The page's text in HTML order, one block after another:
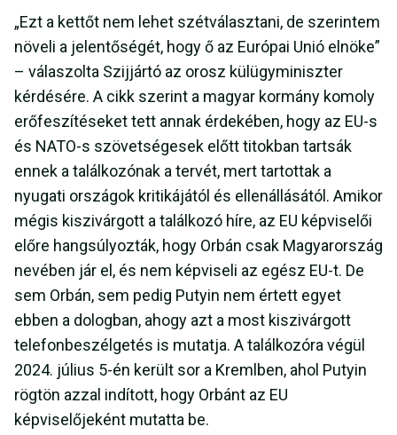
„Ezt a kettőt nem lehet szétválasztani, de szerintem
növeli a jelentőségét, hogy ő az Európai Unió elnöke”
– válaszolta Szijjártó az orosz külügyminiszter
kérdésére. A cikk szerint a magyar kormány komoly
erőfeszítéseket tett annak érdekében, hogy az EU-s
és NATO-s szövetségesek előtt titokban tartsák
ennek a találkozónak a tervét, mert tartottak a
nyugati országok kritikájától és ellenállásától. Amikor
mégis kiszivárgott a találkozó híre, az EU képviselői
előre hangsúlyozták, hogy Orbán csak Magyarország
nevében jár el, és nem képviseli az egész EU-t. De
sem Orbán, sem pedig Putyin nem értett egyet
ebben a dologban, ahogy azt a most kiszivárgott
telefonbeszélgetés is mutatja. A találkozóra végül
2024. július 5-én került sor a Kremlben, ahol Putyin
rögtön azzal indított, hogy Orbánt az EU
képviselőjeként mutatta be.